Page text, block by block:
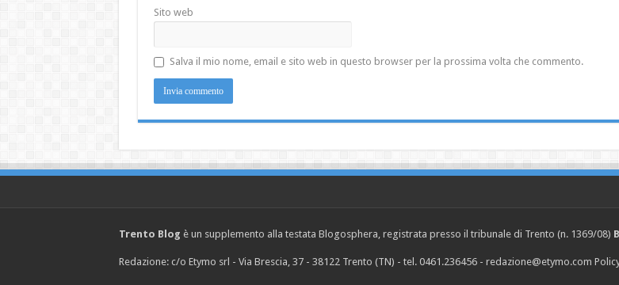
Sito web
Salva il mio nome, email e sito web in questo browser per la prossima volta che commento.
Trento Blog è un supplemento alla testata Blogosphera, registrata presso il tribunale di Trento (n. 1369/08)
Redazione: c/o Etymo srl - Via Brescia, 37 - 38122 Trento (TN) - tel. 0461.236456 - redazione@etymo.com